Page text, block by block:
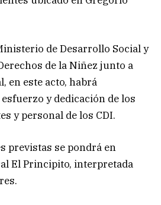
de Desarrollo Social y
de la Niñez junto a
en este acto, habrá
y dedicación de los
y personal de los CDI.
previstas se pondrá en
El Principito, interpretada